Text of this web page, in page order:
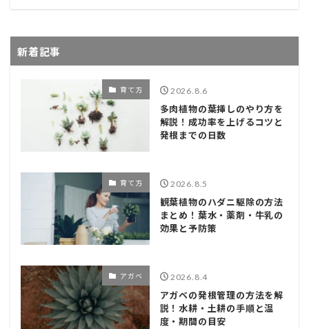
新着記事
育て方 2026.8.6
多肉植物の葉挿しのやり方を
解説！成功率を上げるコツと
発根までの日数
育て方 2026.8.5
観葉植物のハダニ駆除の方法
まとめ！葉水・薬剤・牛乳の
効果と予防策
アガベ 2026.8.4
アガベの発根管理の方法を解
説！水耕・土耕の手順と温
度・期間の目安